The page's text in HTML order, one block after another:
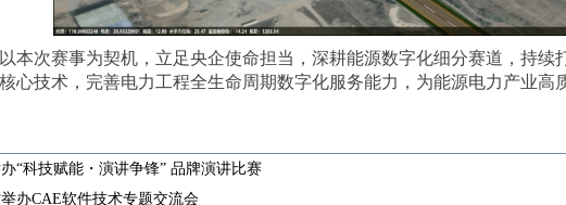
本次赛事为契机，立足央企使命担当，深耕能源数字化细分赛道，持
心技术，完善电力工程全生命周期数字化服务能力，为能源电力产业高
办“科技赋能・演讲争锋” 品牌演讲比赛
办CAE软件技术专题交流会